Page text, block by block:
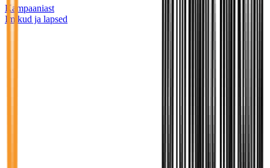
Kampaaniast
Imikud ja lapsed